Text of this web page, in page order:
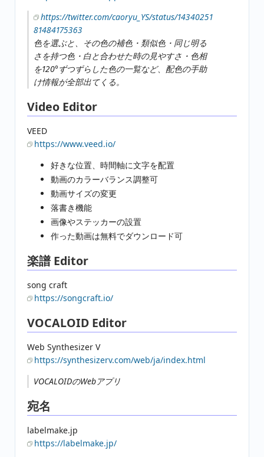
https://twitter.com/caoryu_YS/status/14340251
81484175363
色を選ぶと、その色の補色・類似色・同じ明る
さを持つ色・白と合わせた時の見やすさ・色相
を120°ずつずらした色の一覧など、配色の手助
け情報が全部出てくる。
Video Editor
VEED
https://www.veed.io/
好きな位置、時間軸に文字を配置
動画のカラーバランス調整可
動画サイズの変更
落書き機能
画像やステッカーの設置
作った動画は無料でダウンロード可
楽譜 Editor
song craft
https://songcraft.io/
VOCALOID Editor
Web Synthesizer V
https://synthesizerv.com/web/ja/index.html
VOCALOIDのWebアプリ
宛名
labelmake.jp
https://labelmake.jp/